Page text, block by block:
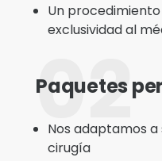
Un
exclusividad al
02
Paquetes
Nos adaptamos
cirugía